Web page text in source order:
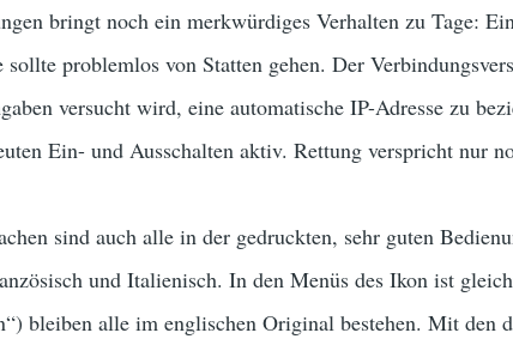
bringt noch ein merkwürdiges Verhalten zu Tage:
sollte problemlos von Statten gehen. Der
versucht wird, eine automatische IP-Adresse zu
Ein- und Ausschalten aktiv. Rettung verspricht nur
sind auch alle in der gedruckten, sehr guten
und Italienisch. In den Menüs des Ikon ist
bleiben alle im englischen Original bestehen. Mit den